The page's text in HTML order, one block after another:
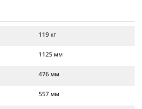
119 кг
1125 мм
476 мм
557 мм